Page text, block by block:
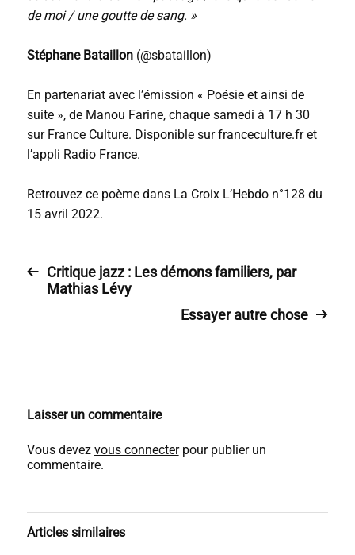
de moi / une goutte de sang. »
Stéphane Bataillon(@sbataillon)
En partenariat avec l’émission « Poésie et ainsi de
suite », de Manou Farine, chaque samedi à 17 h 30
sur France Culture. Disponible sur franceculture.fr et
l’appli Radio France.
Retrouvez ce poème dans La Croix L’Hebdo n°128 du
15 avril 2022.
Critique jazz : Les démons familiers, par
Mathias Lévy
Essayer autre chose
Laisser un commentaire
Vous devez vous connecterpour publier un
commentaire.
Articles similaires